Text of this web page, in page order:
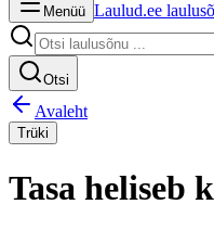
Menüü Laulud.ee
Otsi
Avaleht
Trüki
Tasa heliseb